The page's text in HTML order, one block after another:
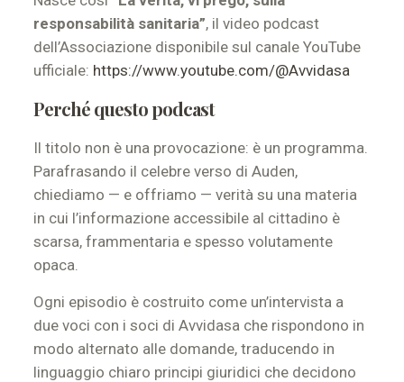
responsabilità sanitaria”, il video podcast
dell’Associazione disponibile sul canale YouTube
ufficiale: https://www.youtube.com/@Avvidasa
Perché questo podcast
Il titolo non è una provocazione: è un programma.
Parafrasando il celebre verso di Auden,
chiediamo — e offriamo — verità su una materia
in cui l’informazione accessibile al cittadino è
scarsa, frammentaria e spesso volutamente
opaca.
Ogni episodio è costruito come un’intervista a
due voci con i soci di Avvidasa che rispondono in
modo alternato alle domande, traducendo in
linguaggio chiaro principi giuridici che decidono